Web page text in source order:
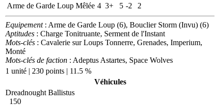
Arme de Garde Loup Mêlée 4 3+ 5 -2 2
Equipement: Arme de Garde Loup (6), Bouclier Storm (Invu) (6)
Aptitudes : Charge Tonitruante, Serment de l'Instant
Mots-clés : Cavalerie sur Loups Tonnerre, Grenades, Imperium,
Monté
Mots-clés de faction : Adeptus Astartes, Space Wolves
1 unité | 230 points | 11.5 %
Véhicules
Dreadnought Ballistus
150